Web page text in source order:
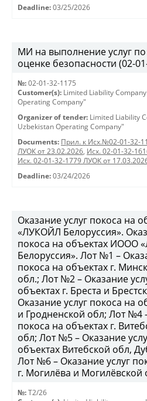
Deadline: 03/25/2026
МИ на выполнение услуг
оценке безопасности (02-
№: 02-01-32-1175
Customer(s): Limited Liability
Operating Company"
Organizer of tender: Limited Liability
Uzbekistan Operating Company"
Documents: Прил. к Исх.№02-01-32-
ЛУОК от 23.02.2026, Исх. 02-01-32-
Исх. 02-01-32-1779 ЛУОК от
Deadline: 03/24/2026
Оказание услуг покоса на
«ЛУКОЙЛ Белоруссия».
покоса на объектах ИООО
Белоруссия». Лот №1 –
покоса на объектах г.
обл.; Лот №2 – Оказание
объектах г. Бреста и
Оказание услуг покоса на
и Гродненской обл; Лот №4
покоса на объектах г.
обл; Лот №5 – Оказание
объектах Витебской обл,
Лот №6 – Оказание услуг
г. Могилёва и Могилёвской
№: T2/26